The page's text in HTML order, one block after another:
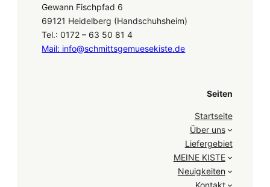
Gewann Fischpfad 6
69121 Heidelberg (Handschuhsheim)
Tel.: 0172 – 63 50 81 4
Mail: info@schmittsgemuesekiste.de
Seiten
Startseite
Über uns
Liefergebiet
MEINE KISTE
Neuigkeiten
Kontakt